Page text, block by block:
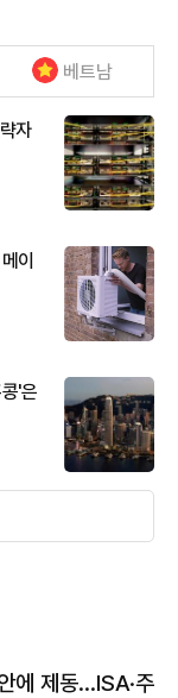
베트남
자
이
'은
에 제동…ISA·주